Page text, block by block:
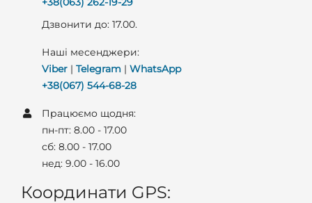
Дзвонити до: 17.00.
Наші месенджери:
Viber | Telegram | WhatsApp
+38(067) 544-68-28
Працюємо щодня:
пн-пт: 8.00 - 17.00
сб: 8.00 - 17.00
нед: 9.00 - 16.00
Координати GPS: